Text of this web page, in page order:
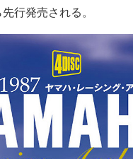
行発売される。